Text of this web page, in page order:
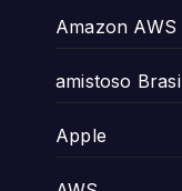
Amazon AWS
amistoso
Apple